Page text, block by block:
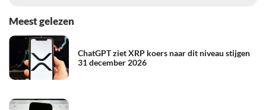
Meest gelezen
ChatGPT ziet XRP koers naar dit niveau stijgen
31 december 2026